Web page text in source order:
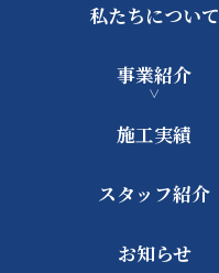
私たちについて
事業紹介
施工実績
スタッフ紹介
お知らせ